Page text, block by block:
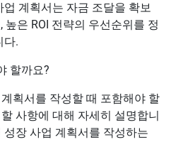
계획서는 자금 조달을 확보
은 ROI 전략의 우선순위를 정
다.
할까요?
획서를 작성할 때 포함해야 할
사항에 대해 자세히 설명합니
장 사업 계획서를 작성하는